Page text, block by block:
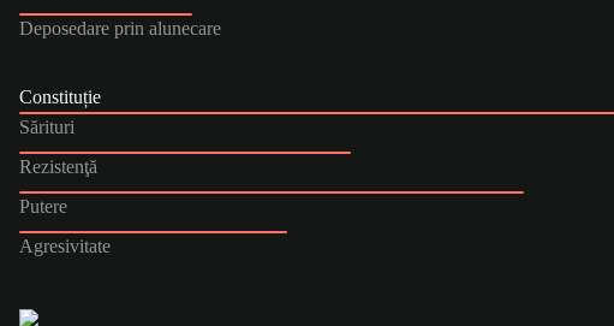
Deposedare prin alunecare
Constituție
Sărituri
Rezistenţă
Putere
Agresivitate